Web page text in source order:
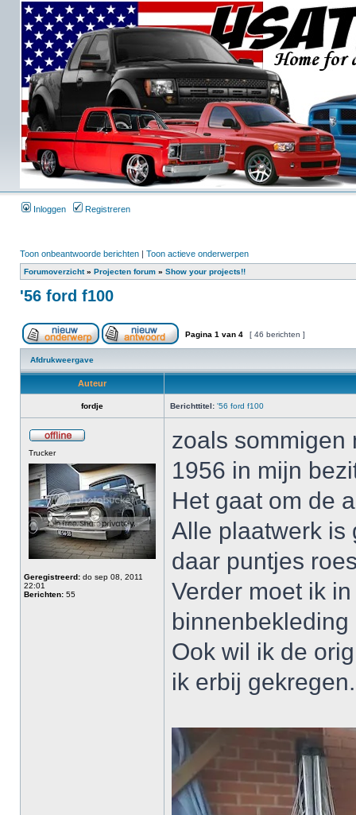
Inloggen Registreren
Toon onbeantwoorde berichten | Toon actieve onderwerpen
Forumoverzicht» Projecten forum » Show your projects!!
'56 ford f100
Pagina 1 van 4 [ 46 berichten ]
Afdrukweergave
Auteur
fordje Berichttitel: '56 ford f100
Trucker
Geregistreerd: do sep 08, 2011
22:01
Berichten: 55
zoals sommigen
1956 in mijn
Het gaat om de
Alle plaatwerk is
daar puntjes
Verder moet ik
binnenbekleding
Ook wil ik de
ik erbij gekregen.